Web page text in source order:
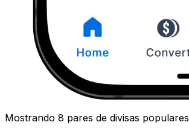
Mostrando 8 pares de divisas populares